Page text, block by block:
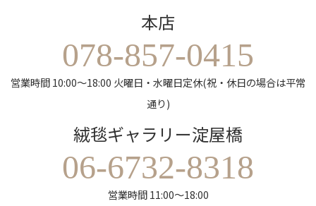
本店
078-857-0415
営業時間 10:00～18:00 火曜日・水曜日定休(祝・休日の場合は平常
通り)
絨毯ギャラリー淀屋橋
06-6732-8318
営業時間 11:00～18:00